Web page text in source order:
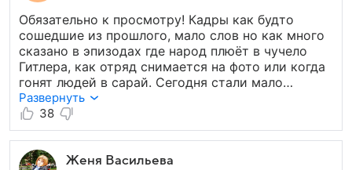
Обязательно к просмотру! Кадры как будто
сошедшие из прошлого, мало слов но как много
сказано в эпизодах где народ плюёт в чучело
Гитлера, как отряд снимается на фото или когда
гонят людей в сарай. Сегодня стали мало
говорить о сожжённых деревнях и людях,
о концлагерях, больше непонятных историй
в кино где ряженые говорят умные слова и бьют
супостата пачками. Этот фильм о войне
без прикрас.
Развернуть
38
Женя Васильева